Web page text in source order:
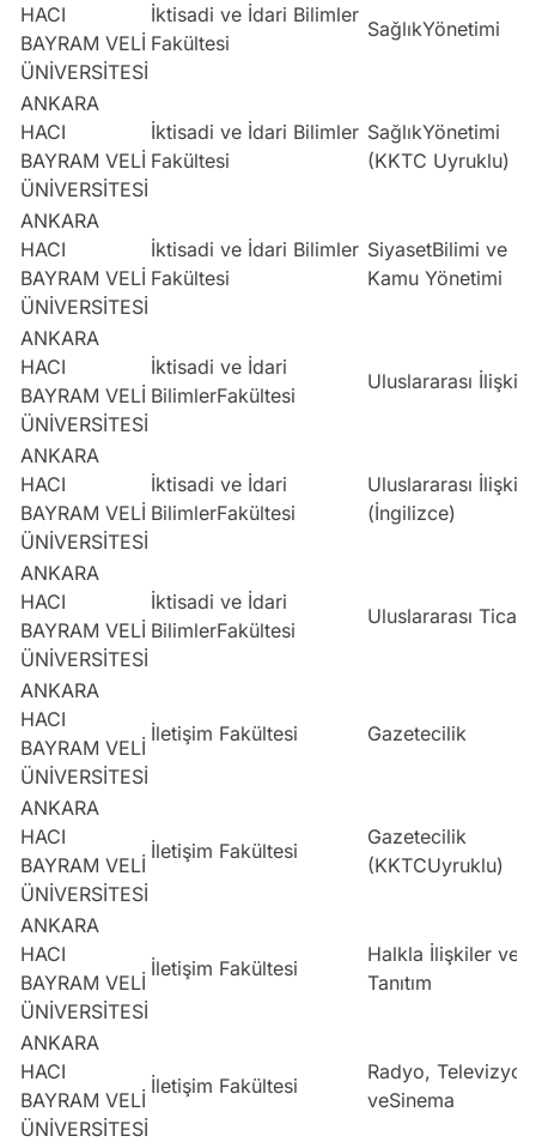
HACI
BAYRAM VELİ
ÜNİVERSİTESİ
İktisadi ve İdari Bilimler
Fakültesi
SağlıkYönetimi
ANKARA
HACI
BAYRAM VELİ
ÜNİVERSİTESİ
İktisadi ve İdari Bilimler
Fakültesi
SağlıkYönetimi
(KKTC Uyruklu)
ANKARA
HACI
BAYRAM VELİ
ÜNİVERSİTESİ
İktisadi ve İdari Bilimler
Fakültesi
SiyasetBilimi ve
Kamu Yönetimi
ANKARA
HACI
BAYRAM VELİ
ÜNİVERSİTESİ
İktisadi ve İdari
BilimlerFakültesi
Uluslararası
ANKARA
HACI
BAYRAM VELİ
ÜNİVERSİTESİ
İktisadi ve İdari
BilimlerFakültesi
Uluslararası
(İngilizce)
ANKARA
HACI
BAYRAM VELİ
ÜNİVERSİTESİ
İktisadi ve İdari
BilimlerFakültesi
Uluslararası
ANKARA
HACI
BAYRAM VELİ
ÜNİVERSİTESİ
İletişim Fakültesi Gazetecilik
ANKARA
HACI
BAYRAM VELİ
ÜNİVERSİTESİ
İletişim Fakültesi
Gazetecilik
(KKTCUyruklu)
ANKARA
HACI
BAYRAM VELİ
ÜNİVERSİTESİ
İletişim Fakültesi
Halkla İlişkiler ve
Tanıtım
ANKARA
HACI
BAYRAM VELİ
ÜNİVERSİTESİ
İletişim Fakültesi
Radyo, Televizyon
veSinema